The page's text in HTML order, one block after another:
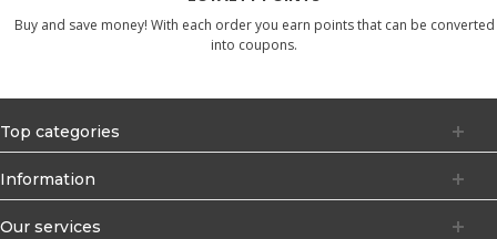
Buy and save money! With each order you earn points that can be converted
into coupons.
Top categories
Information
Our services